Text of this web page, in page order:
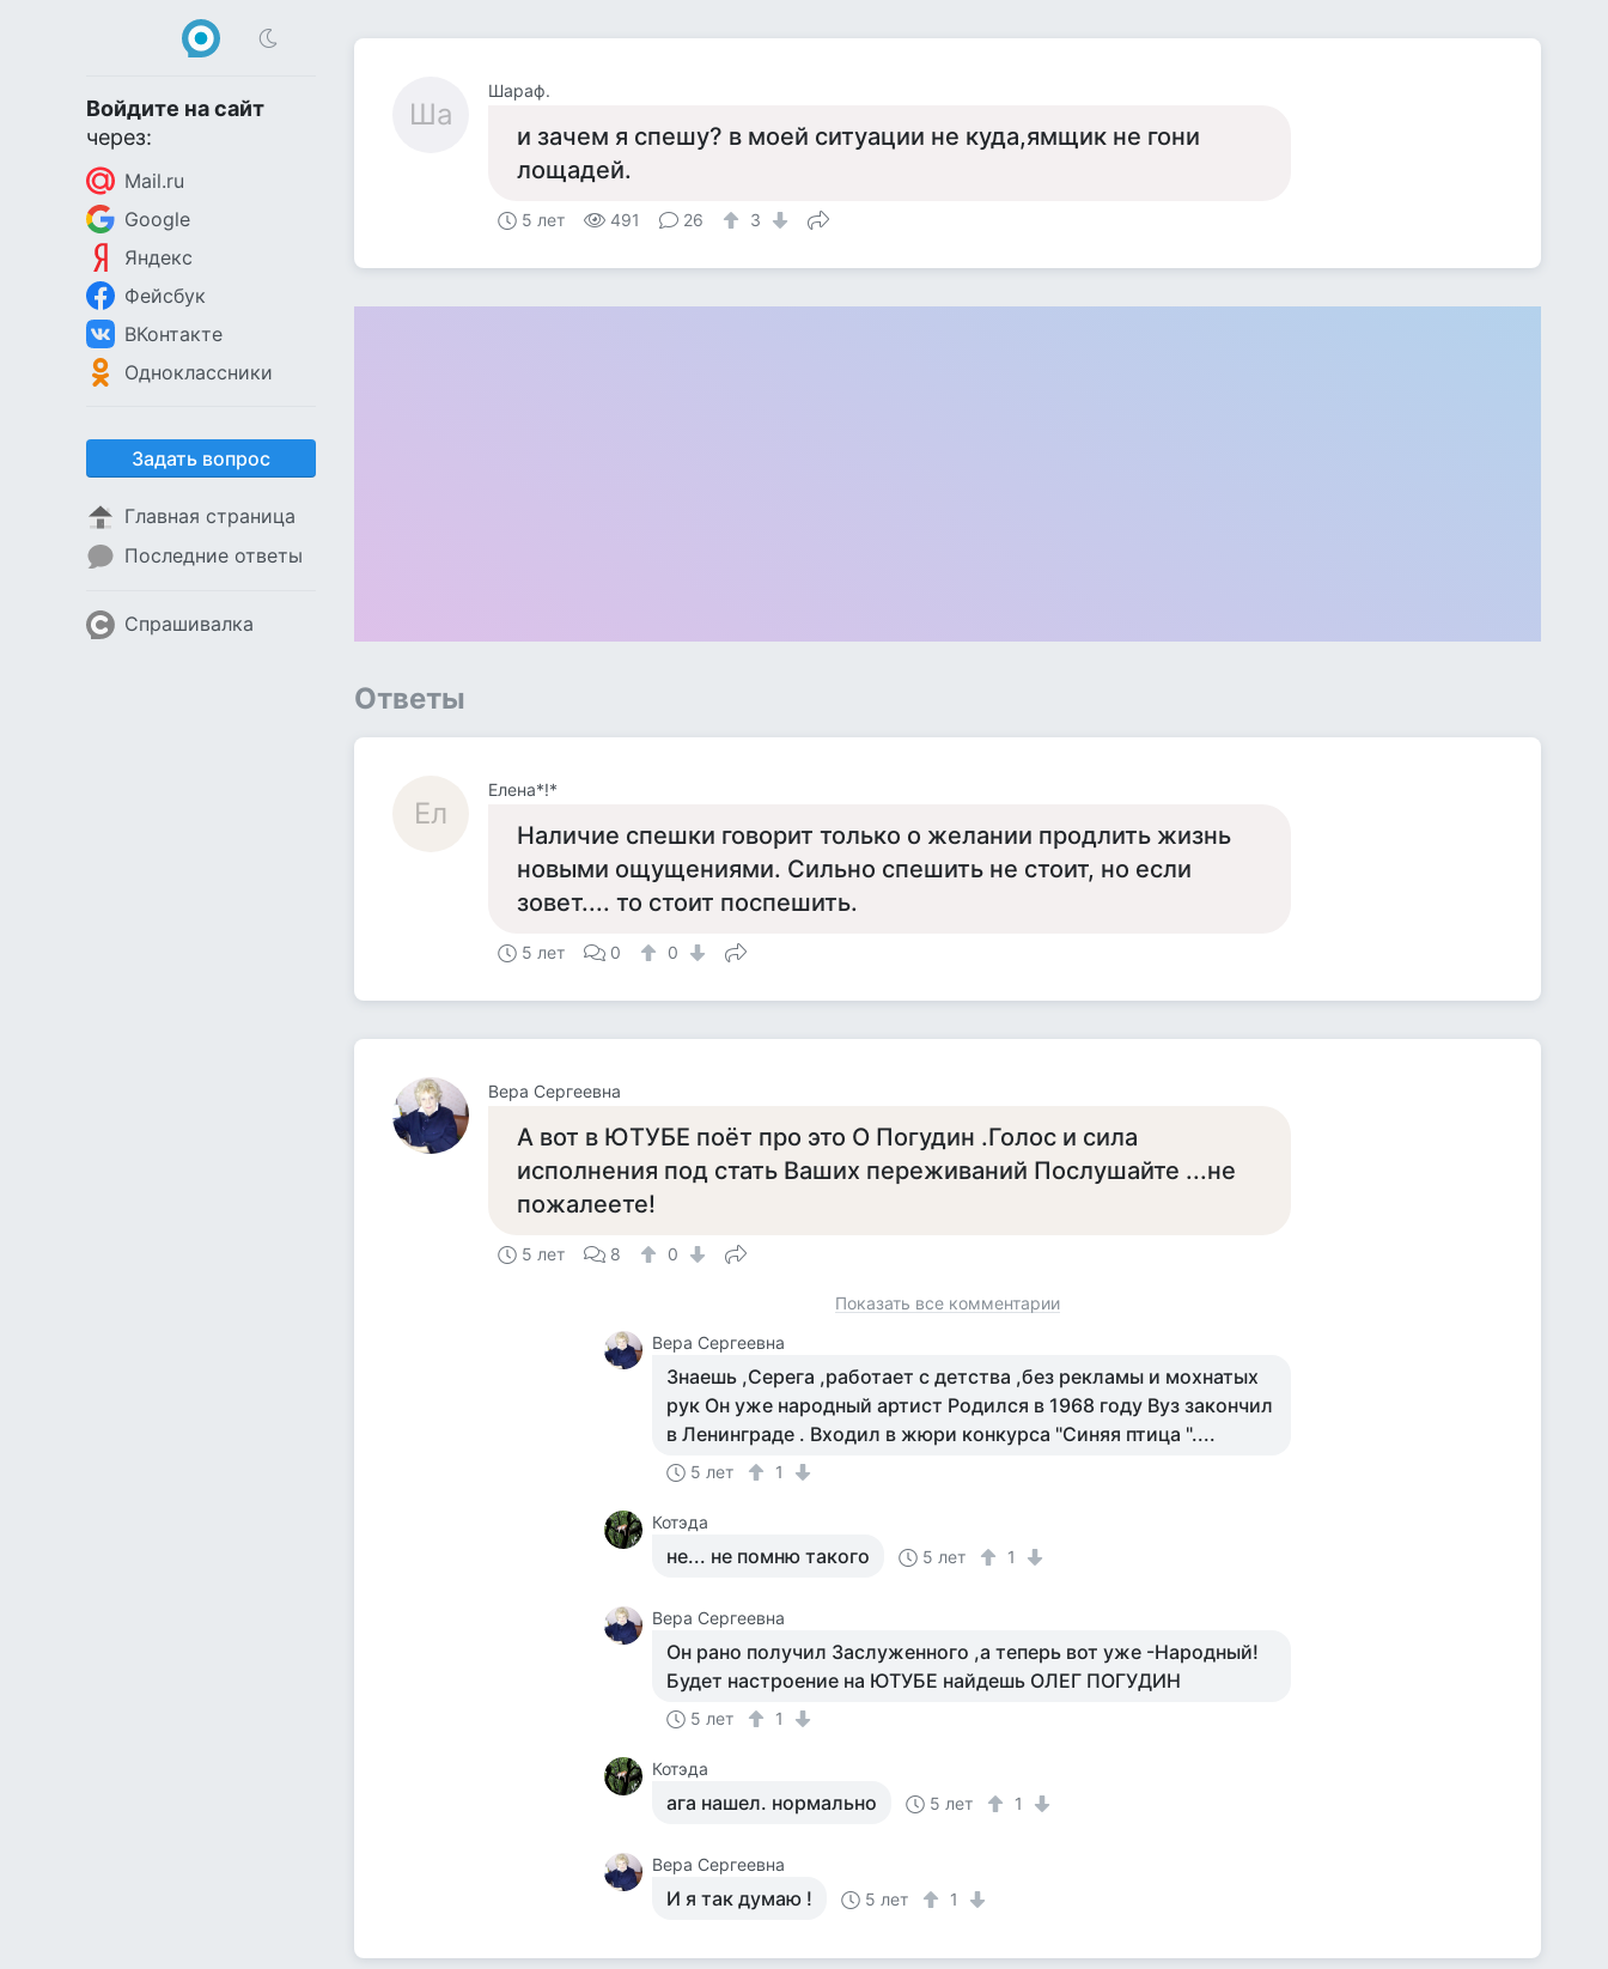
Войдите на сайт
через:
Mail.ru
Google
Яндекс
Фейсбук
ВКонтакте
Одноклассники
Задать вопрос
Главная страница
Последние ответы
Спрашивалка
Ша
Шараф.
и зачем я спешу? в моей ситуации не куда,ямщик не гони
лощадей.
5 лет 491 26 3
Ответы
Ел
Елена*!*
Наличие спешки говорит только о желании продлить жизнь
новыми ощущениями. Сильно спешить не стоит, но если
зовет.... то стоит поспешить.
5 лет 0 0
Вера Сергеевна
А вот в ЮТУБЕ поёт про это О Погудин .Голос и сила
исполнения под стать Ваших переживаний Послушайте ...не
пожалеете!
5 лет 8 0
Показать все комментарии
Вера Сергеевна
Знаешь ,Серега ,работает с детства ,без рекламы и мохнатых
рук Он уже народный артист Родился в 1968 году Вуз закончил
в Ленинграде . Входил в жюри конкурса "Синяя птица "....
5 лет 1
Котэда
не... не помню такого 5 лет 1
Вера Сергеевна
Он рано получил Заслуженного ,а теперь вот уже -Народный!
Будет настроение на ЮТУБЕ найдешь ОЛЕГ ПОГУДИН
5 лет 1
Котэда
ага нашел. нормально 5 лет 1
Вера Сергеевна
И я так думаю ! 5 лет 1